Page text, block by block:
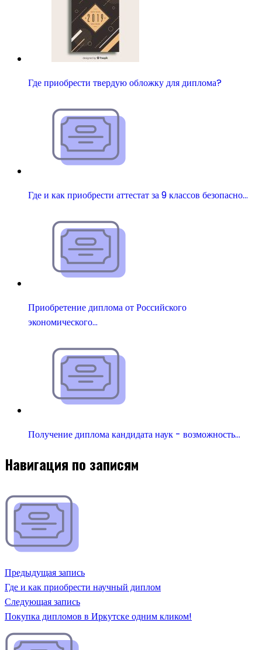
Где приобрести твердую обложку для диплома?
Где и как приобрести аттестат за 9 классов безопасно…
Приобретение диплома от Российского
экономического…
Получение диплома кандидата наук - возможность…
Навигация по записям
Предыдущая запись
Где и как приобрести научный диплом
Следующая запись
Покупка дипломов в Иркутске одним кликом!